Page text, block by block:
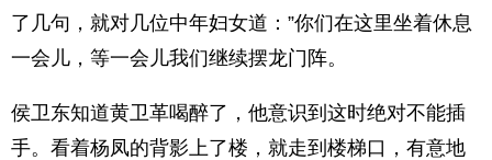
了几句，就对几位中年妇女道：”你们在这里坐着休息
一会儿，等一会儿我们继续摆龙门阵。
侯卫东知道黄卫革喝醉了，他意识到这时绝对不能插
手。看着杨凤的背影上了楼，就走到楼梯口，有意地